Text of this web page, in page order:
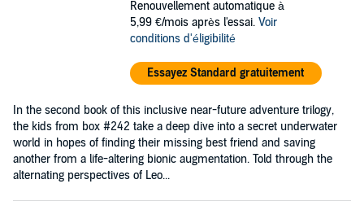
Renouvellement automatique à
5,99 €/mois après l'essai. Voir
conditions d'éligibilité
Essayez Standard gratuitement
In the second book of this inclusive near-future adventure trilogy,
the kids from box #242 take a deep dive into a secret underwater
world in hopes of finding their missing best friend and saving
another from a life-altering bionic augmentation. Told through the
alternating perspectives of Leo...